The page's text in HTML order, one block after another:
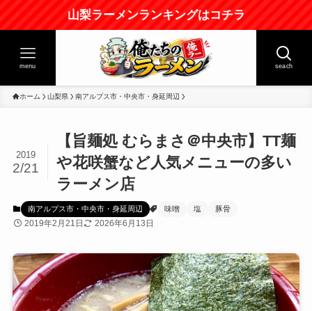
山梨ラーメンランキングはコチラ
seach
menu
ホーム 山梨県 南アルプス市・中央市・身延周辺
【旨麺処 むらまさ＠中央市】TT麺
や花咲蟹など人気メニューの多い
ラーメン店
2019
2/21
南アルプス市・中央市・身延周辺 味噌 塩 豚骨
2019年2月21日 2026年6月13日